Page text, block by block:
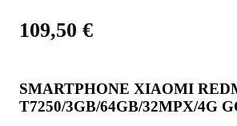
109,50 €
SMARTPHONE XIAOMI
T7250/3GB/64GB/32MPX/4G